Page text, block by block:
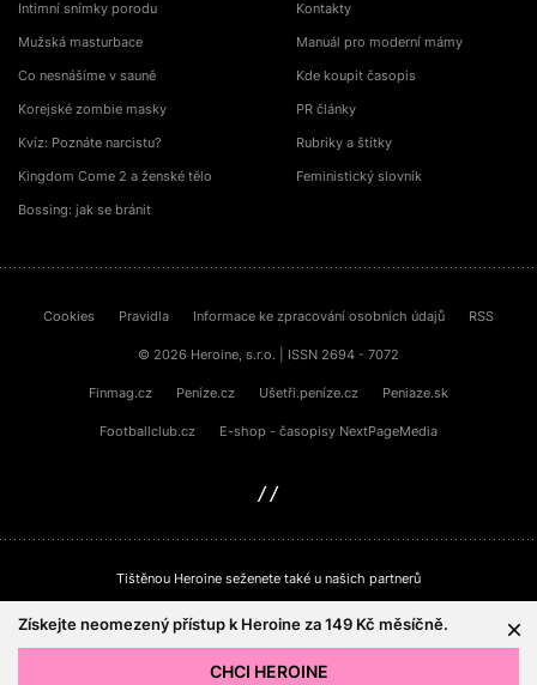
Intimní snímky porodu
Mužská masturbace
Co nesnášíme v sauně
Korejské zombie masky
Kvíz: Poznáte narcistu?
Kingdom Come 2 a ženské tělo
Bossing: jak se bránit
Kontakty
Manuál pro moderní mámy
Kde koupit časopis
PR články
Rubriky a štítky
Feministický slovník
Cookies Pravidla Informace ke zpracování osobních údajů RSS
© 2026 Heroine, s.r.o. | ISSN 2694 - 7072
Finmag.cz Peníze.cz Ušetři.peníze.cz Peniaze.sk
Footballclub.cz E-shop - časopisy NextPageMedia
Tištěnou Heroine seženete také u našich partnerů
Získejte neomezený přístup k Heroine za 149 Kč měsíčně.
CHCI HEROINE